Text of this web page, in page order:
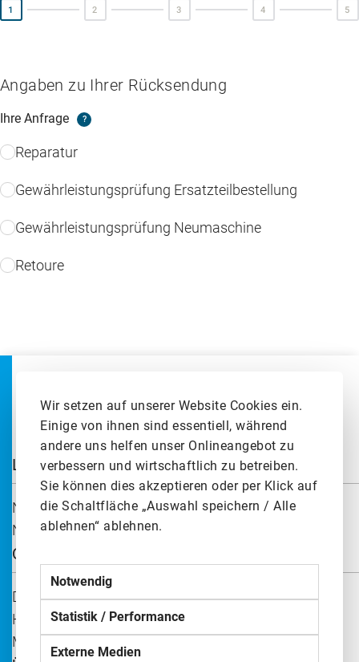
Angaben zu Ihrer Rücksendung
Ihre Anfrage ?
Reparatur
Gewährleistungsprüfung Ersatzteilbestellung
Gewährleistungsprüfung Neumaschine
Retoure
Wir setzen auf unserer Website Cookies ein.
Einige von ihnen sind essentiell, während
andere uns helfen unser Onlineangebot zu
verbessern und wirtschaftlich zu betreiben.
Sie können dies akzeptieren oder per Klick auf
die Schaltfläche „Auswahl speichern / Alle
ablehnen“ ablehnen.
Notwendig
Statistik / Performance
Externe Medien
Lösungen
Nach Maschine & Anlage
Nach Technologie & Steuerungssystem
Quick Links
Direktverkaufsportal
Hinweisgebendensystem
Metering Configurator